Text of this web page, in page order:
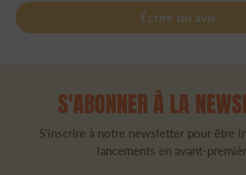
Écrire un avis
S'ABONNER À LA
S'inscrire à notre newsletter pour être
lancements en avant-